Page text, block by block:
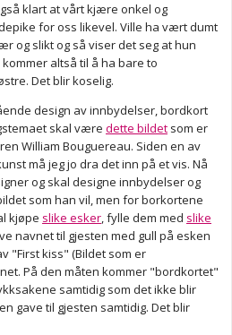
klart at vårt kjære onkel og
for oss likevel. Ville ha vært dumt
og slikt og så viser det seg at hun
altså til å ha bare to
Det blir koselig.
design av innbydelser, bordkort
skal være dette bildet som er
William Bouguereau. Siden en av
må jeg jo dra det inn på et vis. Nå
og skal designe innbydelser og
som han vil, men for borkortene
kjøpe slike esker, fylle dem med slike
navnet til gjesten med gull på esken
"First kiss" (Bildet som er
På den måten kommer "bordkortet"
samtidig som det ikke blir
gave til gjesten samtidig. Det blir